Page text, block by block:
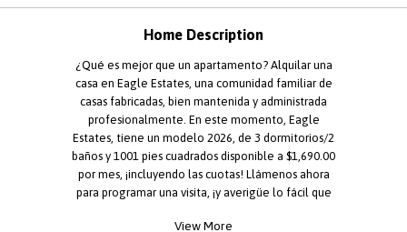
Home Description
¿Qué es mejor que un apartamento? Alquilar una
casa en Eagle Estates, una comunidad familiar de
casas fabricadas, bien mantenida y administrada
profesionalmente. En este momento, Eagle
Estates, tiene un modelo 2026, de 3 dormitorios/2
baños y 1001 pies cuadrados disponible a $1,690.00
por mes, ¡incluyendo las cuotas! Llámenos ahora
para programar una visita, ¡y averigüe lo fácil que
View More